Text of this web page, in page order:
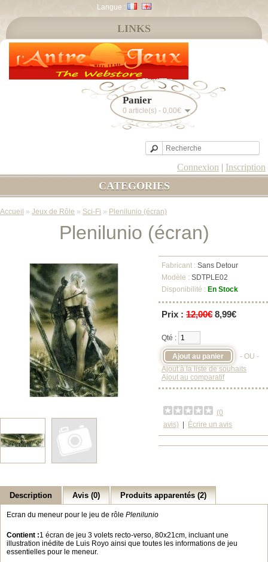
Langue :
Panier
0 article(s) - 0,00€
Connexion | Inscription
LINKS
CATEGORIES
Accueil » Jeux de Rôle » Sci-Fi » Plenilunio (écran)
Plenilunio (écran)
Fabricant : Sans Detour
Modèle : SDTPLE02
Disponibilité : En Stock
Prix : 12,00€ 8,99€
Qté :
- OU -
Ajout à la liste de souhaits
Ajout au comparatif
(0
avis)
Écrire un avis
Description Avis (0) Produits apparentés (2)
Ecran du meneur pour le jeu de rôle Plenilunio
Contient :1 écran de jeu 3 volets recto-verso, 80x21cm, incluant une
illustration inédite de Luis Royo ainsi que toutes les informations de jeu
essentielles pour le meneur.